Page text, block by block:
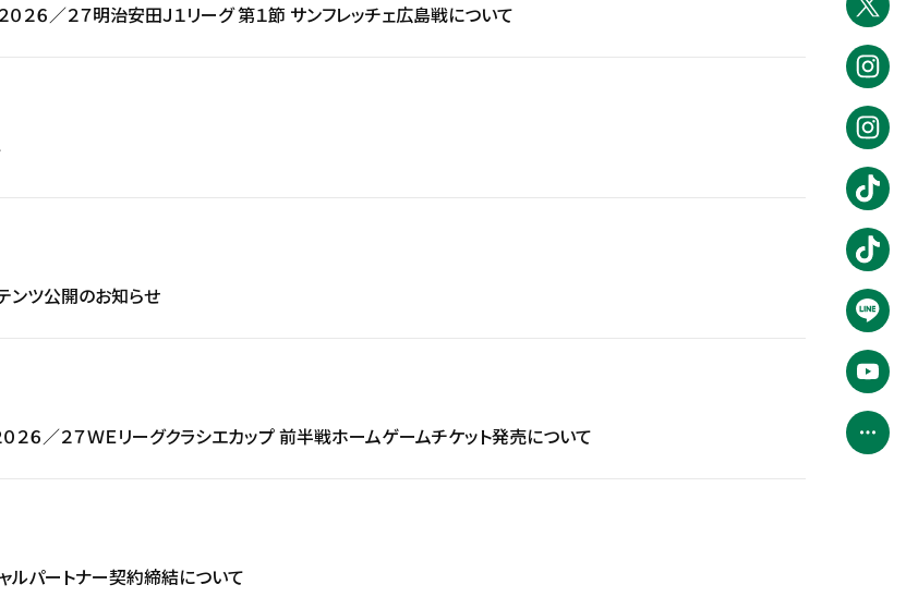
０２６／２７明治安田Ｊ１リーグ 第１節 サンフレッチェ広島戦について
ンツ公開のお知らせ
０２６／２７ＷＥリーグクラシエカップ 前半戦ホームゲームチケット発売について
ルパートナー契約締結について